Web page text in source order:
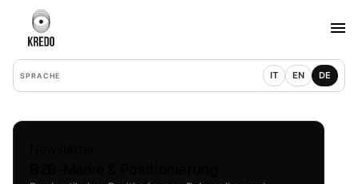
SPRACHE IT EN DE